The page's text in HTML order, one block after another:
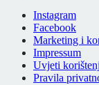
Instagram
Facebook
Marketing i
Impressum
Uvjeti
Pravila